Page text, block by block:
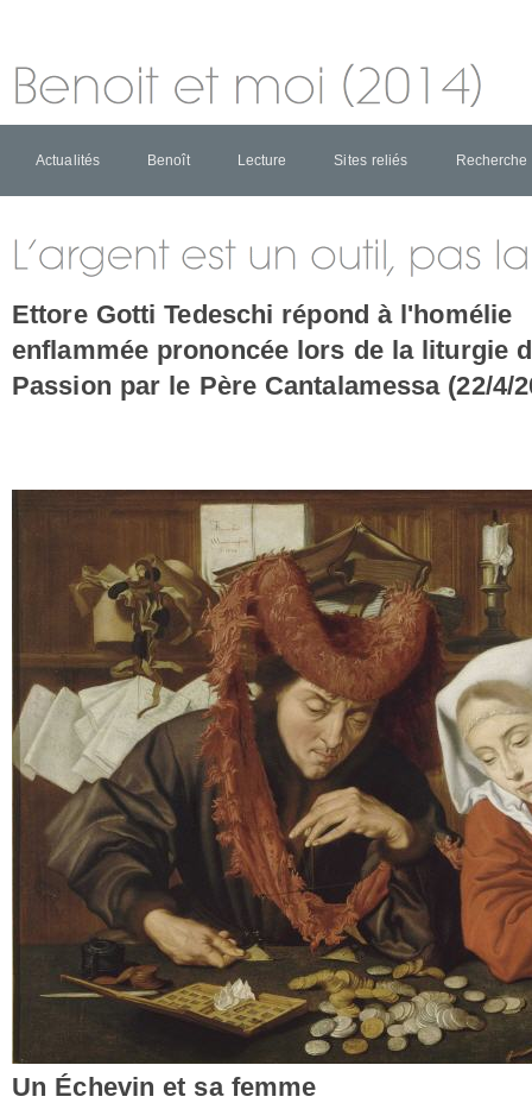
Actualités Benoît Lecture Sites reliés
Ettore Gotti Tedeschi répond à l'homélie
enflammée prononcée lors de la liturgie
Passion par le Père Cantalamessa (22/4/
Un Échevin et sa femme